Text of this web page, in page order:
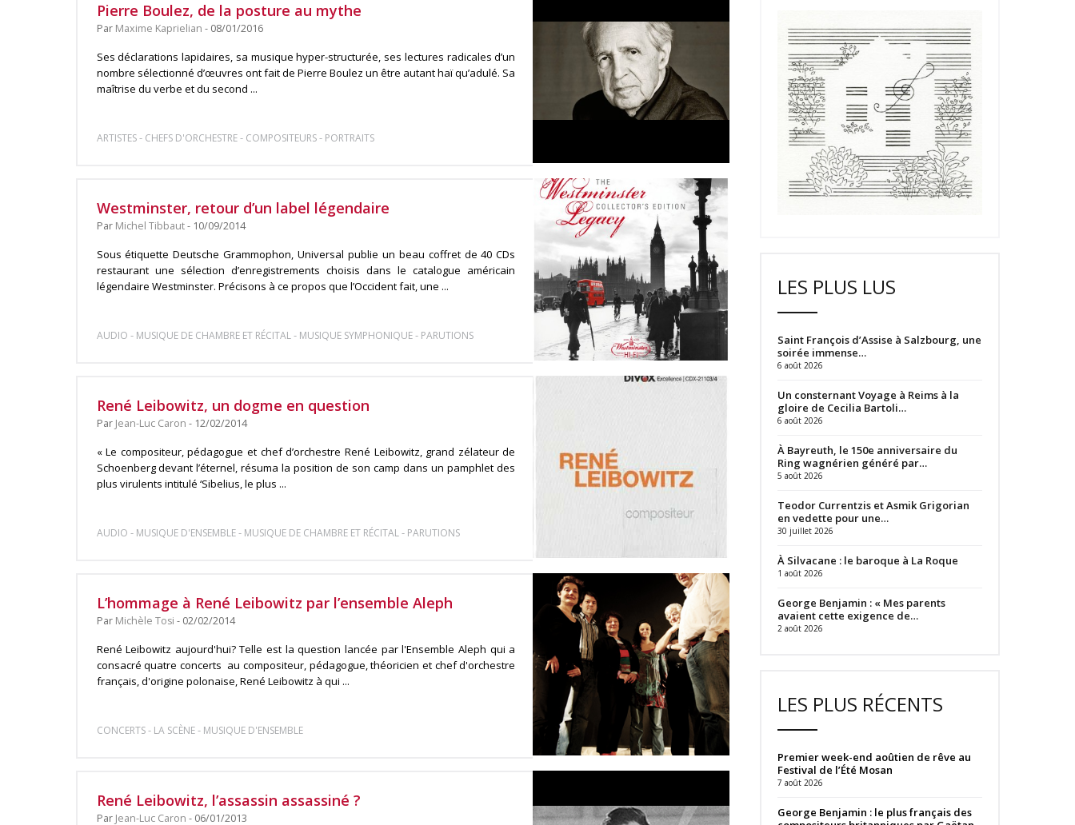
Pierre Boulez, de la posture au mythe
Par Maxime Kaprielian - 08/01/2016
Ses déclarations lapidaires, sa musique hyper-structurée, ses lectures radicales d’un
nombre sélectionné d’œuvres ont fait de Pierre Boulez un être autant haï qu’adulé. Sa
maîtrise du verbe et du second ...
ARTISTES- CHEFS D'ORCHESTRE- COMPOSITEURS- PORTRAITS
Westminster, retour d’un label légendaire
Par Michel Tibbaut- 10/09/2014
Sous étiquette Deutsche Grammophon, Universal publie un beau coffret de 40 CDs
restaurant une sélection d’enregistrements choisis dans le catalogue américain
légendaire Westminster. Précisons à ce propos que l’Occident fait, une ...
AUDIO - MUSIQUE DE CHAMBRE ET RÉCITAL- MUSIQUE SYMPHONIQUE- PARUTIONS
René Leibowitz, un dogme en question
Par Jean-Luc Caron - 12/02/2014
« Le compositeur, pédagogue et chef d’orchestre René Leibowitz, grand zélateur de
Schoenberg devant l’éternel, résuma la position de son camp dans un pamphlet des
plus virulents intitulé ‘Sibelius, le plus ...
AUDIO - MUSIQUE D'ENSEMBLE- MUSIQUE DE CHAMBRE ET RÉCITAL- PARUTIONS
L’hommage à René Leibowitz par l’ensemble Aleph
Par Michèle Tosi - 02/02/2014
René Leibowitz aujourd'hui? Telle est la question lancée par l'Ensemble Aleph qui a
consacré quatre concerts au compositeur, pédagogue, théoricien et chef d'orchestre
français, d'origine polonaise, René Leibowitz à qui ...
CONCERTS- LA SCÈNE- MUSIQUE D'ENSEMBLE
René Leibowitz, l’assassin assassiné ?
Par Jean-Luc Caron - 06/01/2013
LES PLUS LUS
Saint François d’Assise à Salzbourg, une
soirée immense…
6 août 2026
Un consternant Voyage à Reims à la
gloire de Cecilia Bartoli…
6 août 2026
À Bayreuth, le 150e anniversaire du
Ring wagnérien généré par…
5 août 2026
Teodor Currentzis et Asmik Grigorian
en vedette pour une…
30 juillet 2026
À Silvacane : le baroque à La Roque
1 août 2026
George Benjamin : « Mes parents
avaient cette exigence de…
2 août 2026
LES PLUS RÉCENTS
Premier week-end aoûtien de rêve au
Festival de l’Été Mosan
7 août 2026
George Benjamin : le plus français des